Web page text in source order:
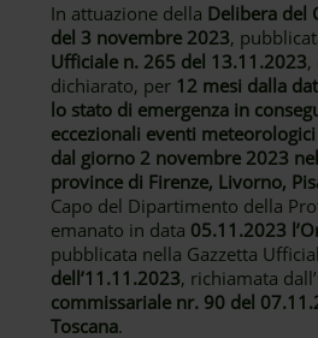
In attuazione della Delibera del
del 3 novembre 2023,
Ufficiale n. 265 del 13.11.2023,
dichiarato, per 12 mesi dalla
lo stato di emergenza in
eccezionali eventi
dal giorno 2 novembre 2023
province di Firenze, Livorno,
Capo del Dipartimento della
emanato in data 05.11.2023
pubblicata nella Gazzetta
dell’11.11.2023, richiamata dall’
commissariale nr. 90 del
Toscana.